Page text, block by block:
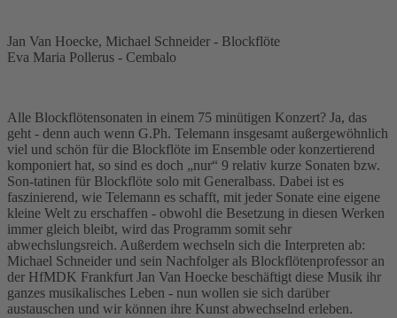
​Jan Van Hoecke, Michael Schneider - Blockflöte
Eva Maria Pollerus - Cembalo
​Alle Blockflötensonaten in einem 75 minütigen Konzert? Ja, das
geht - denn auch wenn G.Ph. Telemann insgesamt außergewöhnlich
viel und schön für die Blockflöte im Ensemble oder konzertierend
komponiert hat, so sind es doch „nur“ 9 relativ kurze Sonaten bzw.
Son-tatinen für Blockflöte solo mit Generalbass. Dabei ist es
faszinierend, wie Telemann es schafft, mit jeder Sonate eine eigene
kleine Welt zu erschaffen - obwohl die Besetzung in diesen Werken
immer gleich bleibt, wird das Programm somit sehr
abwechslungsreich. Außerdem wechseln sich die Interpreten ab:
Michael Schneider und sein Nachfolger als Blockflötenprofessor an
der HfMDK Frankfurt Jan Van Hoecke beschäftigt diese Musik ihr
ganzes musikalisches Leben - nun wollen sie sich darüber
austauschen und wir können ihre Kunst abwechselnd erleben.